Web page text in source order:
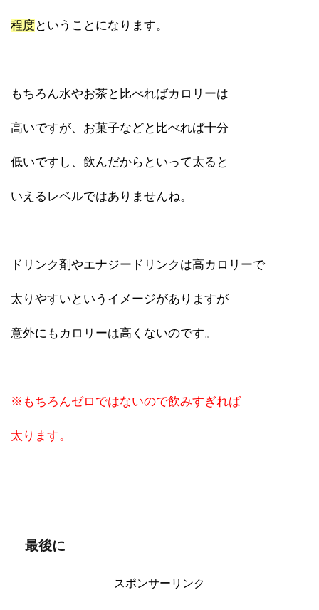
程度ということになります。
もちろん水やお茶と比べればカロリーは
高いですが、お菓子などと比べれば十分
低いですし、飲んだからといって太ると
いえるレベルではありませんね。
ドリンク剤やエナジードリンクは高カロリーで
太りやすいというイメージがありますが
意外にもカロリーは高くないのです。
※もちろんゼロではないので飲みすぎれば
太ります。
最後に
スポンサーリンク